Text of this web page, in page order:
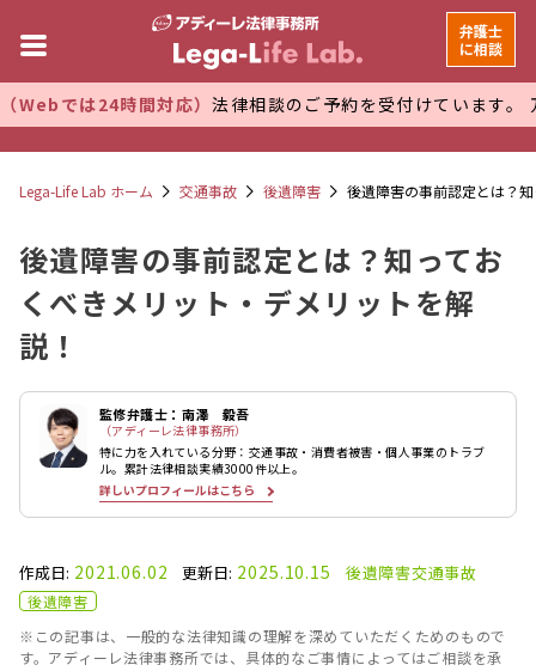
時間対応）法律相談のご予約を受付けています。 万全な管理
弁護士
に相談
Lega-Life Lab ホーム 交通事故 後遺障害 後遺障害の事前認定とは？
後遺障害の事前認定とは？知ってお
くべきメリット・デメリットを解
説！
監修弁護士：南澤 毅吾
（アディーレ法律事務所）
特に力を入れている分野：交通事故・消費者被害・個人事業のトラブ
ル。累計法律相談実績3000件以上。
詳しいプロフィールはこちら
作成日: 2021.06.02 更新日: 2025.10.15 後遺障害交通事故
後遺障害
※この記事は、一般的な法律知識の理解を深めていただくためのもので
す。アディーレ法律事務所では、具体的なご事情によってはご相談を承